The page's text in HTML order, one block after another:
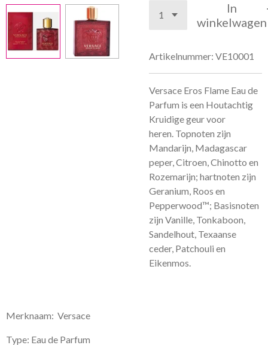
In
winkelwagen
Artikelnummer: VE10001
Versace Eros Flame Eau de
Parfum is een Houtachtig
Kruidige geur voor
heren. Topnoten zijn
Mandarijn, Madagascar
peper, Citroen, Chinotto en
Rozemarijn; hartnoten zijn
Geranium, Roos en
Pepperwood™; Basisnoten
zijn Vanille, Tonkaboon,
Sandelhout, Texaanse
ceder, Patchouli en
Eikenmos.
Merknaam: Versace
Type: Eau de Parfum